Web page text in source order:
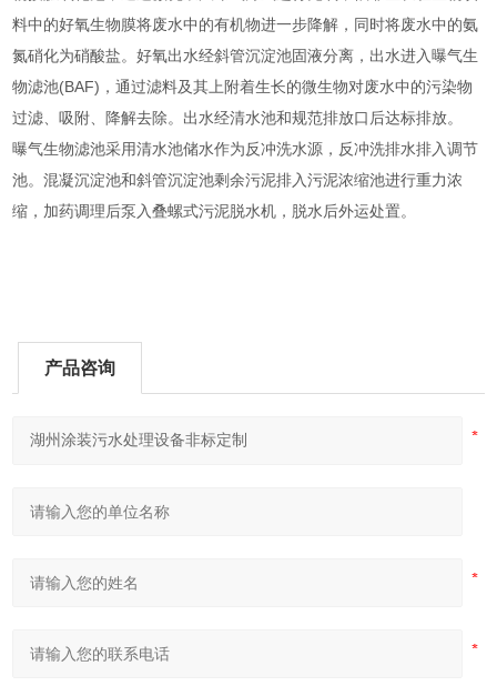
料中的好氧生物膜将废水中的有机物进一步降解，同时将废水中的氨
氮硝化为硝酸盐。好氧出水经斜管沉淀池固液分离，出水进入曝气生
物滤池(BAF)，通过滤料及其上附着生长的微生物对废水中的污染物
过滤、吸附、降解去除。出水经清水池和规范排放口后达标排放。
曝气生物滤池采用清水池储水作为反冲洗水源，反冲洗排水排入调节
池。混凝沉淀池和斜管沉淀池剩余污泥排入污泥浓缩池进行重力浓
缩，加药调理后泵入叠螺式污泥脱水机，脱水后外运处置。
产品咨询